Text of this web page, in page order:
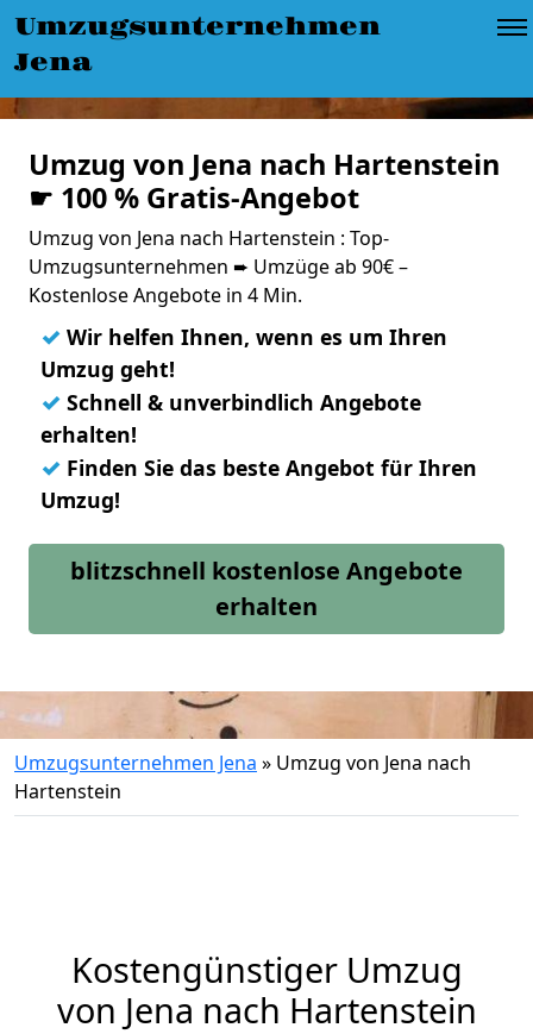
Umzugsunternehmen
Jena
Umzug von Jena nach Hartenstein
☛ 100 % Gratis-Angebot
Umzug von Jena nach Hartenstein : Top-
Umzugsunternehmen ➨ Umzüge ab 90€ –
Kostenlose Angebote in 4 Min.
✓ Wir helfen Ihnen, wenn es um Ihren
Umzug geht!
✓ Schnell & unverbindlich Angebote
erhalten!
✓ Finden Sie das beste Angebot für Ihren
Umzug!
blitzschnell kostenlose Angebote
erhalten
Umzugsunternehmen Jena » Umzug von Jena nach
Hartenstein
Kostengünstiger Umzug
von Jena nach Hartenstein